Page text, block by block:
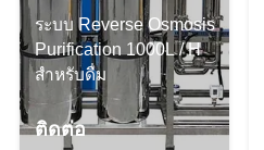
ทัวร์
โรงงาน
ระบบ Reverse Osmosis
Purification 1000L / H
สำหรับดื่ม
ติดต่อ